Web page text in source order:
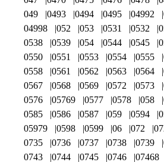
049
0493 0494 0495 04992
04998
052 053 0531 0532
0538
0539 054 0544 0545
0550
0551 0553 0554 0555
0558
0561 0562 0563 0564
0567
0568 0569 0572 0573
0576
05769 0577 0578 058
0585
0586 0587 059 0594
05979
0598 0599 06 072
0735
0736 0737 0738 0739
0743
0744 0745 0746 07468